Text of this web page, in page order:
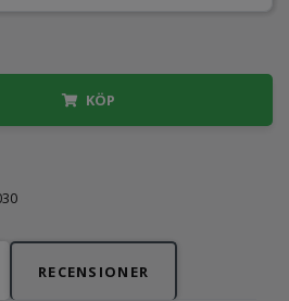
KÖP
RECENSIONER